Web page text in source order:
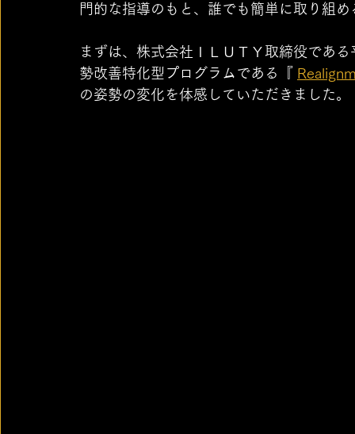
門的な指導のもと、誰でも簡単に取り組
まずは、株式会社ＩＬＵＴＹ取締役であ
勢改善特化型プログラムである『
の姿勢の変化を体感していただきました。